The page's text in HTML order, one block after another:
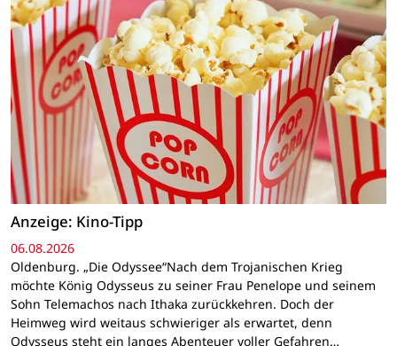
Anzeige: Kino-Tipp
06.08.2026
Oldenburg. „Die Odyssee“Nach dem Trojanischen Krieg
möchte König Odysseus zu seiner Frau Penelope und seinem
Sohn Telemachos nach Ithaka zurückkehren. Doch der
Heimweg wird weitaus schwieriger als erwartet, denn
Odysseus steht ein langes Abenteuer voller Gefahren…